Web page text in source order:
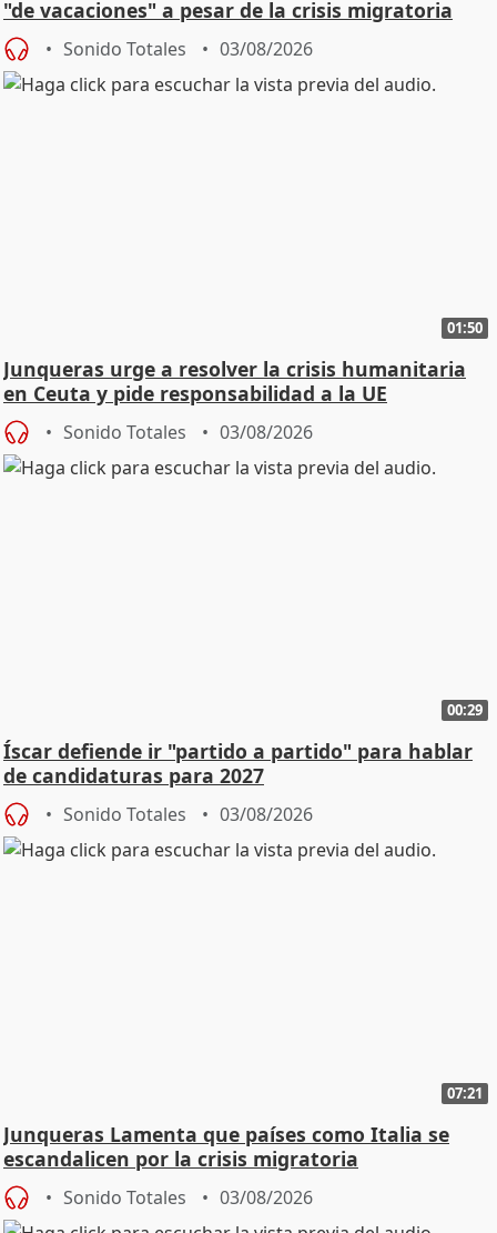
"de vacaciones" a pesar de la crisis migratoria
Sonido Totales 03/08/2026
01:50
Junqueras urge a resolver la crisis humanitaria
en Ceuta y pide responsabilidad a la UE
Sonido Totales 03/08/2026
00:29
Íscar defiende ir "partido a partido" para hablar
de candidaturas para 2027
Sonido Totales 03/08/2026
07:21
Junqueras Lamenta que países como Italia se
escandalicen por la crisis migratoria
Sonido Totales 03/08/2026